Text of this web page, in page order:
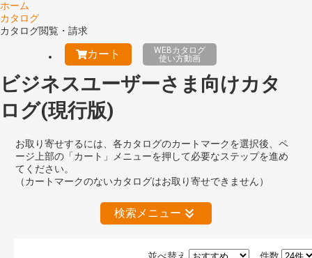
ホーム
カタログ
カタログ閲覧・請求
カート
WEBカタログ
使い方動画
ビジネスユーザーさま向けカタ
ログ(現行版)
お取り寄せするには、各カタログのカートマークを選択後、ペ
ージ上部の「カート」メニューを押して必要なステップを進め
てください。
（カートマークのないカタログはお取り寄せできません）
検索メニュー